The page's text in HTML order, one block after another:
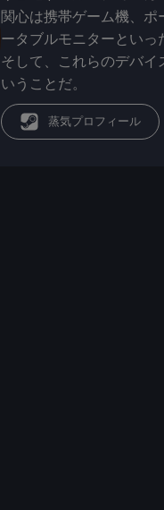
関心は携帯ゲーム機、
ータブルモニターといっ
そして、これらのデバイ
いうことだ。
蒸気プロフィール